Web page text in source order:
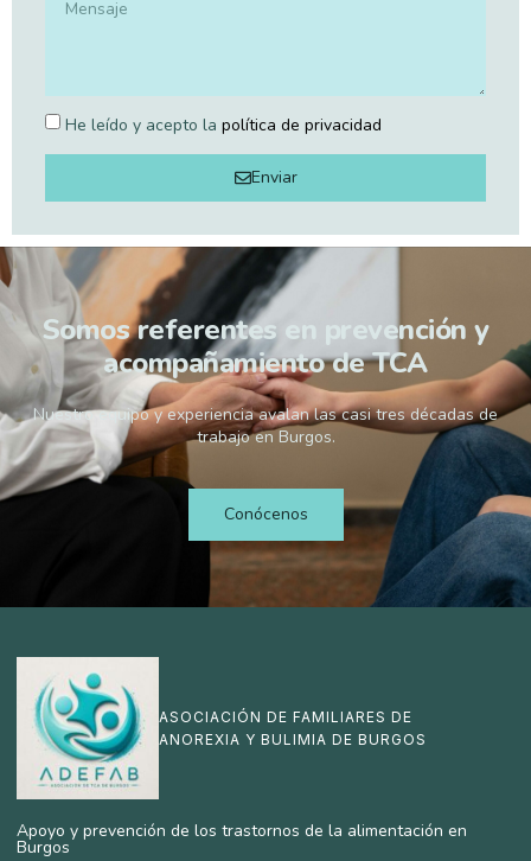
He leído y acepto la política de privacidad
Enviar
Somos referentes en prevención y
acompañamiento de TCA
Nuestro equipo y experiencia avalan las casi tres décadas de
trabajo en Burgos.
Conócenos
ASOCIACIÓN DE FAMILIARES DE
ANOREXIA Y BULIMIA DE BURGOS
Apoyo y prevención de los trastornos de la alimentación en
Burgos